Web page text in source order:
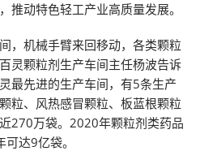
推动特色轻工产业高质量发展。
，机械手臂来回移动，各类颗粒
灵颗粒剂生产车间主任杨波告诉
最先进的生产车间，有5条生产
粒、风热感冒颗粒、板蓝根颗粒
270万袋。2020年颗粒剂类药品
达9亿袋。